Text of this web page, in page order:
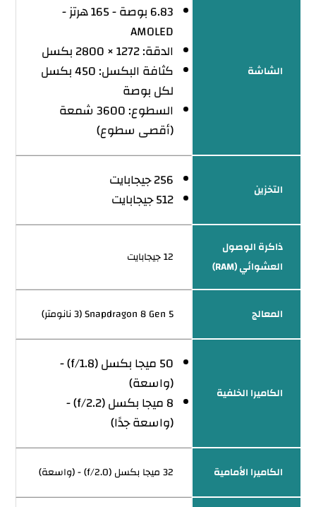
الشاشة
6.83 بوصة - 165 هرتز -
AMOLED
الدقة: 1272 × 2800 بكسل
كثافة البكسل: 450 بكسل
لكل بوصة
السطوع: 3600 شمعة
(أقصى سطوع)
التخزين
256 جيجابايت
512 جيجابايت
ذاكرة الوصول
العشوائي (RAM)
12 جيجابايت
المعالج Snapdragon 8 Gen 5 (3 نانومتر)
الكاميرا الخلفية
50 ميجا بكسل (f/1.8) -
(واسعة)
8 ميجا بكسل (f/2.2) -
(واسعة جدًا)
الكاميرا الأمامية 32 ميجا بكسل (f/2.0) - (واسعة)